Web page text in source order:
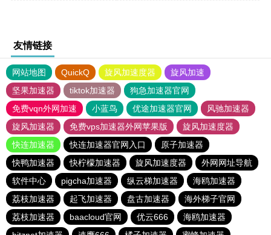
友情链接
网站地图 QuickQ 旋风加速度器
旋风加速
坚果加速器
tiktok加速器
狗急加速器官网
免费vqn外网加速
小蓝鸟 优途加速器官网
风驰加速器
旋风加速器
免费vps加速器外网苹果版
旋风加速度器
快连加速器
快连加速器官网入口
原子加速器
快鸭加速器
快柠檬加速器 旋风加速度器
外网网址导航
软件中心
pigcha加速器 纵云梯加速器
海鸥加速器
荔枝加速器
起飞加速器 盘古加速器
海外梯子官网
荔枝加速器
baacloud官网 优云666
海鸥加速器